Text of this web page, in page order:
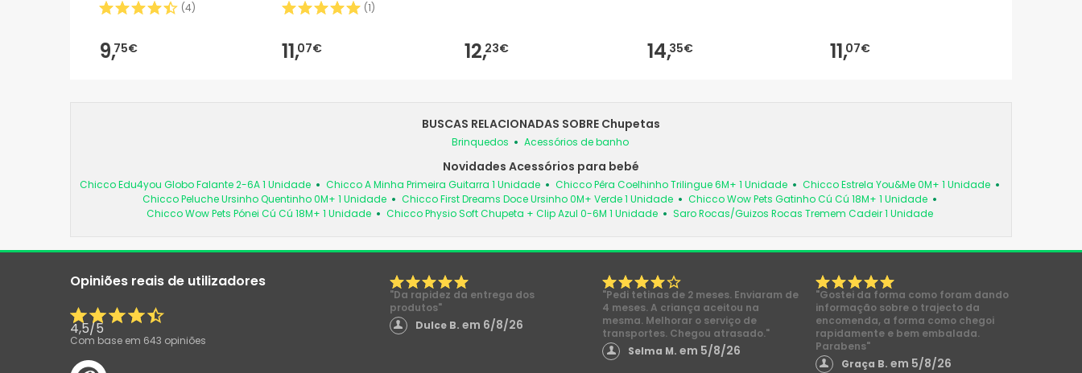
(4)
9,75€
(1)
11,07€ 12,23€ 14,35€ 11,07€
BUSCAS RELACIONADAS SOBRE Chupetas
Brinquedos Acessórios de banho
Novidades Acessórios para bebé
Chicco Edu4you Globo Falante 2-6A 1 Unidade Chicco A Minha Primeira Guitarra 1 Unidade Chicco Pêra Coelhinho Trilingue 6M+ 1 Unidade
Chicco Estrela You&Me 0M+ 1 Unidade
Chicco Peluche Ursinho Quentinho 0M+ 1 Unidade
Chicco First Dreams Doce Ursinho 0M+ Verde 1 Unidade
Chicco Wow Pets Gatinho Cú Cú 18M+ 1 Unidade
Chicco Wow Pets Pónei Cú Cú 18M+ 1 Unidade
Chicco Physio Soft Chupeta + Clip Azul 0-6M 1 Unidade Saro Rocas/Guizos Rocas Tremem Cadeir 1 Unidade
Opiniões reais de utilizadores
4,5/5
Com base em 643 opiniões
"Da rapidez da entrega dos
produtos"
Dulce B. em 6/8/26
"Pedi tetinas de 2 meses. Enviaram de
4 meses. A criança aceitou na
mesma. Melhorar o serviço de
transportes. Chegou atrasado."
Selma M.em 5/8/26
"Gostei da forma como foram dando
informação sobre o trajecto da
encomenda, a forma como chegoi
rapidamente e bem embalada.
Parabens"
Graça B. em 5/8/26